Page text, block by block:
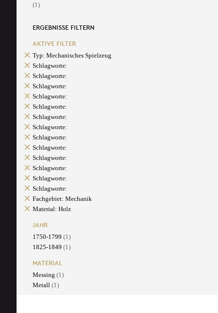
(1)
ERGEBNISSE FILTERN
AKTIVE FILTER
Typ: Mechanisches Spielzeug
Schlagworte:
Schlagworte:
Schlagworte:
Schlagworte:
Schlagworte:
Schlagworte:
Schlagworte:
Schlagworte:
Schlagworte:
Schlagworte:
Schlagworte:
Schlagworte:
Schlagworte:
Fachgebiet: Mechanik
Material: Holz
JAHR
1750-1799 (1)
1825-1849 (1)
MATERIAL
Messing (1)
Metall (1)